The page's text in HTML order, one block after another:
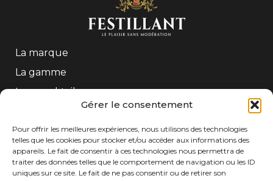
Gérer le consentement
Pour offrir les meilleures expériences, nous utilisons des technologies
telles que les cookies pour stocker et/ou accéder aux informations des
appareils. Le fait de consentir à ces technologies nous permettra de
traiter des données telles que le comportement de navigation ou les ID
uniques sur ce site. Le fait de ne pas consentir ou de retirer son
La marque
La gamme
Les mocktails
CONTACT
Tél : +33 (0)5 56 61 54 54